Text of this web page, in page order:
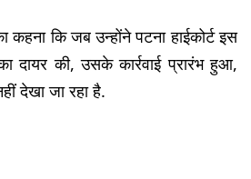
कि जब उन्होंने पटना हाईकोर्ट इस
दायर की, उसके कार्रवाई प्रारंभ हुआ,
देखा जा रहा है.